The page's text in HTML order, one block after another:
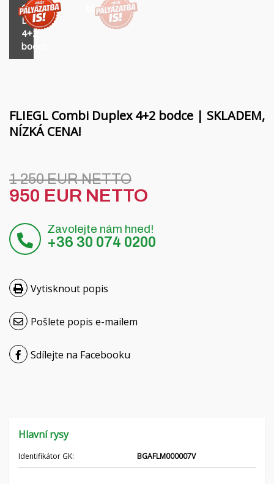
Pracovní nástroje Quivogne
Ostatní příslušenství
Kariéra
Kontakt
English
Magyar
Deutsch
Nederlands
Français
Combi
Duplex
4+2
bodce
bodce
FLIEGL Combi Duplex 4+2 bodce | SKLADEM,
NÍZKÁ CENA!
1 250 EUR NETTO
950 EUR NETTO
Zavolejte nám hned!
+36 30 074 0200
Vytisknout popis
Pošlete popis e-mailem
Sdílejte na Facebooku
Hlavní rysy
Identifikátor GK: BGAFLM000007V